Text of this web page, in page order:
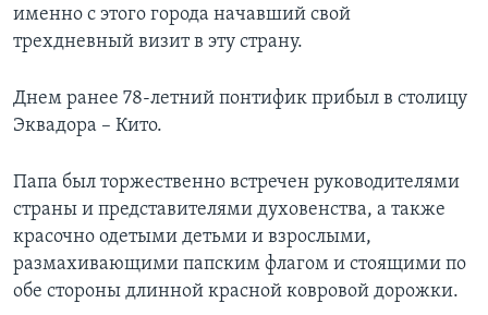
именно с этого города начавший свой
трехдневный визит в эту страну.
Днем ранее 78-летний понтифик прибыл в столицу
Эквадора – Кито.
Папа был торжественно встречен руководителями
страны и представителями духовенства, а также
красочно одетыми детьми и взрослыми,
размахивающими папским флагом и стоящими по
обе стороны длинной красной ковровой дорожки.